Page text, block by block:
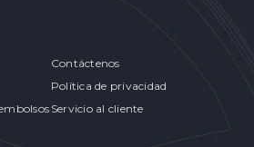
Contáctenos
Política de privacidad
Servicio al cliente